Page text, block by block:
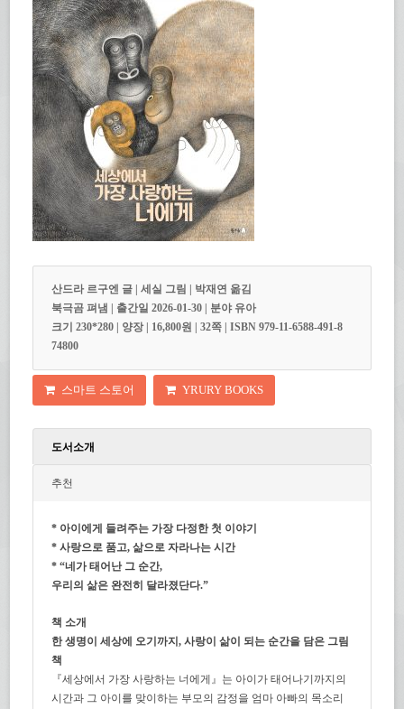
산드라 르구엔 글 | 세실 그림 | 박재연 옮김
북극곰 펴냄 | 출간일 2026-01-30 | 분야 유아
크기 230*280 | 양장 | 16,800원 | 32쪽 | ISBN 979-11-6588-491-8
74800
스마트 스토어 YRURY BOOKS
도서소개
추천
* 아이에게 들려주는 가장 다정한 첫 이야기
* 사랑으로 품고, 삶으로 자라나는 시간
* “네가 태어난 그 순간,
우리의 삶은 완전히 달라졌단다.”
책 소개
한 생명이 세상에 오기까지, 사랑이 삶이 되는 순간을 담은 그림
책
『세상에서 가장 사랑하는 너에게』는 아이가 태어나기까지의
시간과 그 아이를 맞이하는 부모의 감정을 엄마 아빠의 목소리